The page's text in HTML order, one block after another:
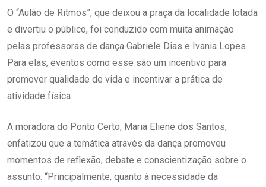
O “Aulão de Ritmos”, que deixou a praça da localidade lotada
e divertiu o público, foi conduzido com muita animação
pelas professoras de dança Gabriele Dias e Ivania Lopes.
Para elas, eventos como esse são um incentivo para
promover qualidade de vida e incentivar a prática de
atividade física.
A moradora do Ponto Certo, Maria Eliene dos Santos,
enfatizou que a temática através da dança promoveu
momentos de reflexão, debate e conscientização sobre o
assunto. “Principalmente, quanto à necessidade da